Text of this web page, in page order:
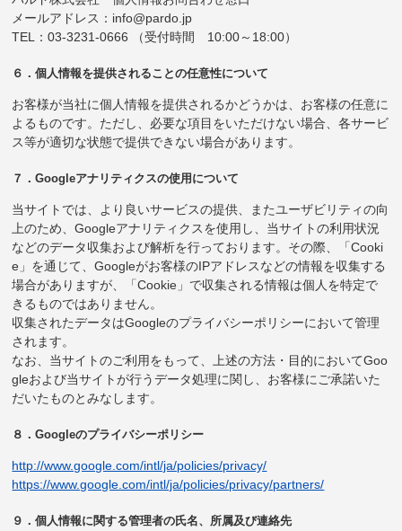
メールアドレス：info@pardo.jp
TEL：03-3231-0666 （受付時間 10:00～18:00）
６．個人情報を提供されることの任意性について
お客様が当社に個人情報を提供されるかどうかは、お客様の任意に
よるものです。ただし、必要な項目をいただけない場合、各サービ
ス等が適切な状態で提供できない場合があります。
７．Googleアナリティクスの使用について
当サイトでは、より良いサービスの提供、またユーザビリティの向
上のため、Googleアナリティクスを使用し、当サイトの利用状況
などのデータ収集および解析を行っております。その際、「Cooki
e」を通じて、Googleがお客様のIPアドレスなどの情報を収集する
場合がありますが、「Cookie」で収集される情報は個人を特定で
きるものではありません。
収集されたデータはGoogleのプライバシーポリシーにおいて管理
されます。
なお、当サイトのご利用をもって、上述の方法・目的においてGoo
gleおよび当サイトが行うデータ処理に関し、お客様にご承諾いた
だいたものとみなします。
８．Googleのプライバシーポリシー
http://www.google.com/intl/ja/policies/privacy/
https://www.google.com/intl/ja/policies/privacy/partners/
９．個人情報に関する管理者の氏名、所属及び連絡先